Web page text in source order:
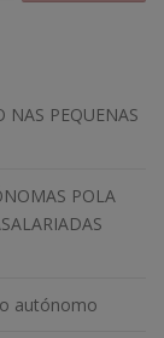
NAS PEQUENAS
POLA
autónomo